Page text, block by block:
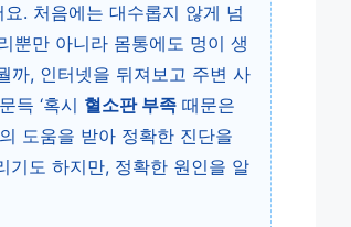
. 처음에는 대수롭지 않게 넘
뿐만 아니라 몸통에도 멍이 생
까, 인터넷을 뒤져보고 주변 사
득 ‘혹시 혈소판 부족 때문은
도움을 받아 정확한 진단을
기도 하지만, 정확한 원인을 알